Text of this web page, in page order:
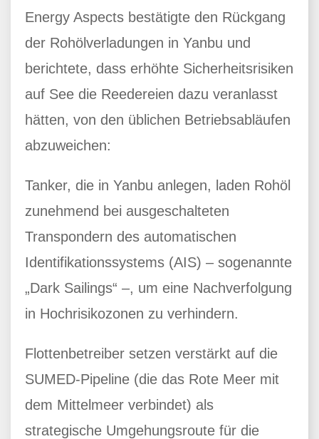
Energy Aspects bestätigte den Rückgang
der Rohölverladungen in Yanbu und
berichtete, dass erhöhte Sicherheitsrisiken
auf See die Reedereien dazu veranlasst
hätten, von den üblichen Betriebsabläufen
abzuweichen:
Tanker, die in Yanbu anlegen, laden Rohöl
zunehmend bei ausgeschalteten
Transpondern des automatischen
Identifikationssystems (AIS) – sogenannte
„Dark Sailings“ –, um eine Nachverfolgung
in Hochrisikozonen zu verhindern.
Flottenbetreiber setzen verstärkt auf die
SUMED-Pipeline (die das Rote Meer mit
dem Mittelmeer verbindet) als
strategische Umgehungsroute für die